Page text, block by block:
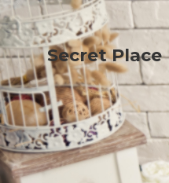
Secret Place